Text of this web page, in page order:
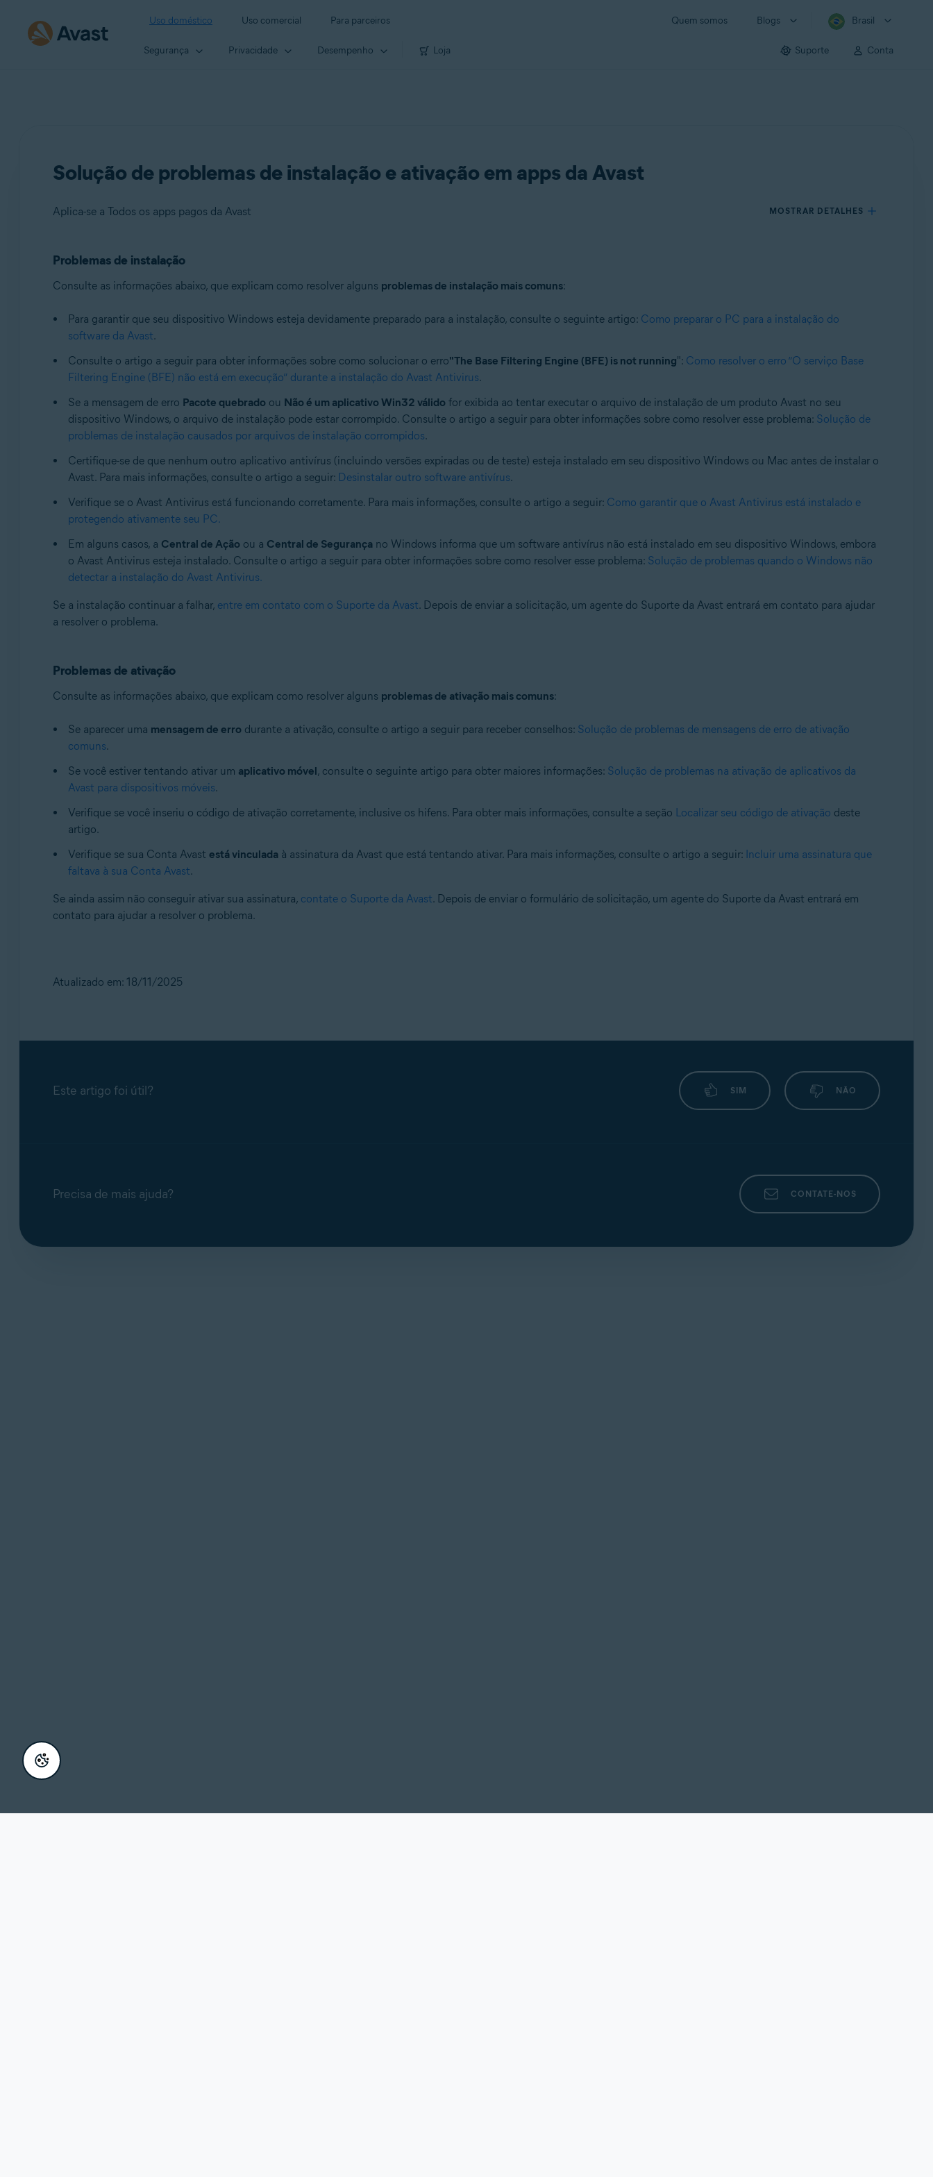
Uso doméstico Uso comercial Para parceiros Quem somos Blogs Brasil
Segurança Privacidade Desempenho Loja Suporte Conta
Solução de problemas de instalação e ativação em apps da Avast
Aplica-se a Todos os apps pagos da Avast MOSTRAR DETALHES
Produtos:
Todos os apps pagos da Avast
Sistemas operacionais:
Todos os sistemas operacionais compatíveis
Problemas de instalação
Consulte as informações abaixo, que explicam como resolver alguns problemas de instalação mais comuns:
Para garantir que seu dispositivo Windows esteja devidamente preparado para a instalação, consulte o seguinte artigo: Como preparar o PC para a instalação do
software da Avast.
Consulte o artigo a seguir para obter informações sobre como solucionar o erro"The Base Filtering Engine (BFE) is not running": Como resolver o erro “O serviço Base
Filtering Engine (BFE) não está em execução” durante a instalação do Avast Antivirus.
Se a mensagem de erro Pacote quebrado ou Não é um aplicativo Win32 válido for exibida ao tentar executar o arquivo de instalação de um produto Avast no seu
dispositivo Windows, o arquivo de instalação pode estar corrompido. Consulte o artigo a seguir para obter informações sobre como resolver esse problema: Solução de
problemas de instalação causados por arquivos de instalação corrompidos.
Certifique-se de que nenhum outro aplicativo antivírus (incluindo versões expiradas ou de teste) esteja instalado em seu dispositivo Windows ou Mac antes de instalar o
Avast. Para mais informações, consulte o artigo a seguir: Desinstalar outro software antivírus.
Verifique se o Avast Antivirus está funcionando corretamente. Para mais informações, consulte o artigo a seguir: Como garantir que o Avast Antivirus está instalado e
protegendo ativamente seu PC.
Em alguns casos, a Central de Ação ou a Central de Segurançano Windows informa que um software antivírus não está instalado em seu dispositivo Windows, embora
o Avast Antivirus esteja instalado. Consulte o artigo a seguir para obter informações sobre como resolver esse problema: Solução de problemas quando o Windows não
detectar a instalação do Avast Antivirus.
Se a instalação continuar a falhar, entre em contato com o Suporte da Avast. Depois de enviar a solicitação, um agente do Suporte da Avast entrará em contato para ajudar
a resolver o problema.
Problemas de ativação
Consulte as informações abaixo, que explicam como resolver alguns problemas de ativação mais comuns:
Se aparecer uma mensagem de erro durante a ativação, consulte o artigo a seguir para receber conselhos: Solução de problemas de mensagens de erro de ativação
comuns.
Se você estiver tentando ativar um aplicativo móvel, consulte o seguinte artigo para obter maiores informações: Solução de problemas na ativação de aplicativos da
Avast para dispositivos móveis.
Verifique se você inseriu o código de ativação corretamente, inclusive os hifens. Para obter mais informações, consulte a seção Localizar seu código de ativação deste
artigo.
Verifique se sua Conta Avast está vinculadaà assinatura da Avast que está tentando ativar. Para mais informações, consulte o artigo a seguir: Incluir uma assinatura que
faltava à sua Conta Avast.
Se ainda assim não conseguir ativar sua assinatura, contate o Suporte da Avast. Depois de enviar o formulário de solicitação, um agente do Suporte da Avast entrará em
contato para ajudar a resolver o problema.
Atualizado em: 18/11/2025
Este artigo foi útil? SIM NÃO
Precisa de mais ajuda? CONTATE-NOS